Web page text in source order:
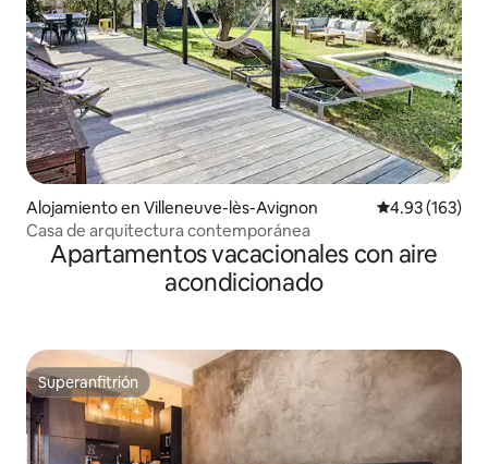
Alojamiento en Villeneuve-lès-Avignon Calificación
4.93 (163)
Casa de arquitectura contemporánea
Apartamentos vacacionales con aire
acondicionado
Superanfitrión
Superanfitrión